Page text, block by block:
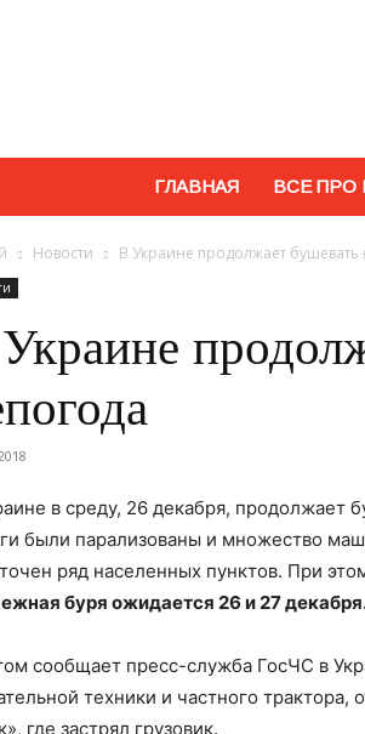
ГЛАВНАЯ ВСЕ ПРО
Новости В Украине продолжает бушевать
в среду, 26 декабря, продолжает
были парализованы и множество
ряд населенных пунктов. При
буря ожидается 26 и 27
сообщает пресс-служба ГосЧС в
техники и частного
где застрял грузовик.